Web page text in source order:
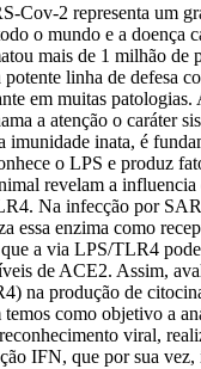
Cov-2 representa um
o mundo e a doença
mais de 1 milhão de
potente linha de defesa
em muitas patologias.
a atenção o caráter
inata, é
o LPS e produz
revelam a
Na infecção por
essa enzima como
a via LPS/TLR4
de ACE2. Assim,
na produção de
como objetivo a
viral,
IFN, que por sua